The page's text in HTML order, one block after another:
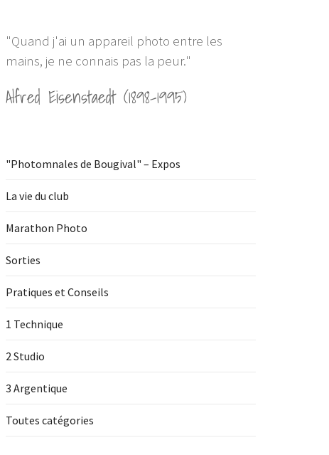
"Quand j'ai un appareil photo entre les
mains, je ne connais pas la peur."
Alfred Eisenstaedt (1898-1995)
"Photomnales de Bougival" – Expos
La vie du club
Marathon Photo
Sorties
Pratiques et Conseils
1 Technique
2 Studio
3 Argentique
Toutes catégories